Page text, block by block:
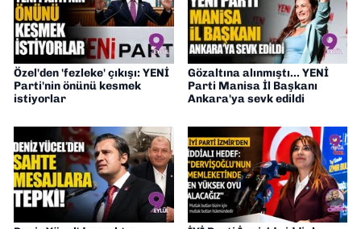
Özel'den 'fezleke' çıkışı: YENİ
Parti'nin önünü kesmek
istiyorlar
Gözaltına alınmıştı... YENİ
Parti Manisa İl Başkanı
Ankara'ya sevk edildi